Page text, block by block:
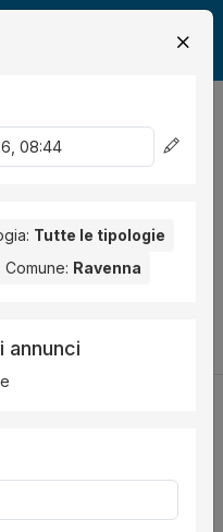
Ordina per
Ravenna.
Tutte le tipologie
Comune: Ravenna
annunci